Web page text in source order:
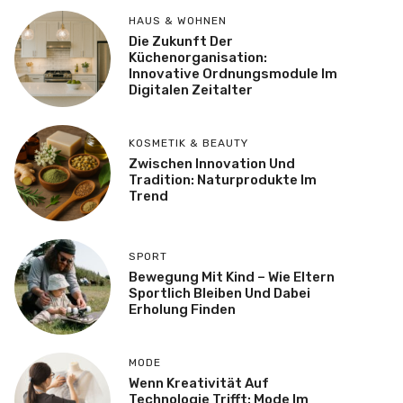
HAUS & WOHNEN
Die Zukunft Der
Küchenorganisation:
Innovative Ordnungsmodule Im
Digitalen Zeitalter
KOSMETIK & BEAUTY
Zwischen Innovation Und
Tradition: Naturprodukte Im
Trend
SPORT
Bewegung Mit Kind – Wie Eltern
Sportlich Bleiben Und Dabei
Erholung Finden
MODE
Wenn Kreativität Auf
Technologie Trifft: Mode Im